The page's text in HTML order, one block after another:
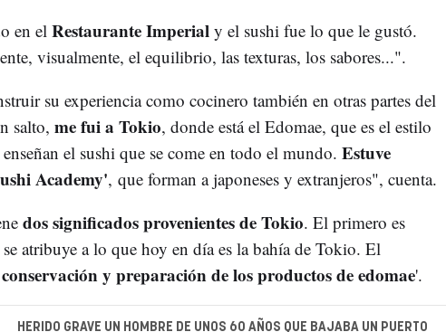
en elRestaurante Imperial y el sushi fue lo que le gustó.
visualmente, el equilibrio, las texturas, los sabores...".
su experiencia como cocinero también en otras partes del
salto, me fui a Tokio, donde está el Edomae, que es el estilo
el sushi que se come en todo el mundo. Estuve
Academy', que forman a japoneses y extranjeros", cuenta.
dos significados provenientes de Tokio. El primero es
se atribuye a lo que hoy en día es la bahía de Tokio. El
y preparación de los productos de edomae'.
HERIDO GRAVE UN HOMBRE DE UNOS 60 AÑOS QUE BAJABA UN PUERTO